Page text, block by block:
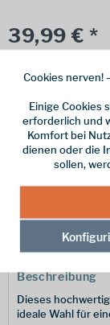
39,99 € *
Online
vorrätig |
Merken
Beschreibung
Dieses
ideale Wahl für
Cookies nerven!
Einige Cookies
erforderlich und
Komfort bei
dienen oder die
sollen,